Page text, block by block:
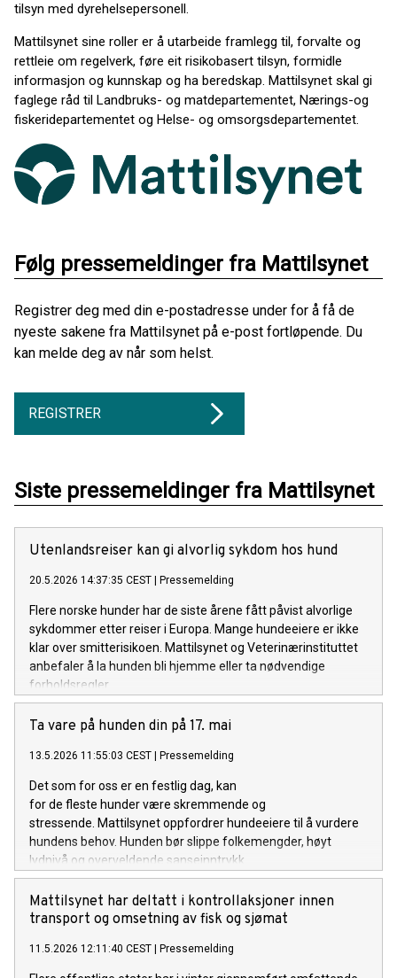
tilsyn med dyrehelsepersonell.
Mattilsynet sine roller er å utarbeide framlegg til, forvalte og
rettleie om regelverk, føre eit risikobasert tilsyn, formidle
informasjon og kunnskap og ha beredskap. Mattilsynet skal gi
faglege råd til Landbruks- og matdepartementet, Nærings-og
fiskeridepartementet og Helse- og omsorgsdepartementet.
Følg pressemeldinger fra Mattilsynet
Registrer deg med din e-postadresse under for å få de
nyeste sakene fra Mattilsynet på e-post fortløpende. Du
kan melde deg av når som helst.
REGISTRER
Siste pressemeldinger fra Mattilsynet
Utenlandsreiser kan gi alvorlig sykdom hos hund
20.5.2026 14:37:35 CEST | Pressemelding
Flere norske hunder har de siste årene fått påvist alvorlige
sykdommer etter reiser i Europa. Mange hundeeiere er ikke
klar over smitterisikoen. Mattilsynet og Veterinærinstituttet
anbefaler å la hunden bli hjemme eller ta nødvendige
forholdsregler.
Ta vare på hunden din på 17. mai
13.5.2026 11:55:03 CEST | Pressemelding
Det som for oss er en festlig dag, kan
for de fleste hunder være skremmende og
stressende. Mattilsynet oppfordrer hundeeiere til å vurdere
hundens behov. Hunden bør slippe folkemengder, høyt
lydnivå og overveldende sanseinntrykk.
Mattilsynet har deltatt i kontrollaksjoner innen
transport og omsetning av fisk og sjømat
11.5.2026 12:11:40 CEST | Pressemelding